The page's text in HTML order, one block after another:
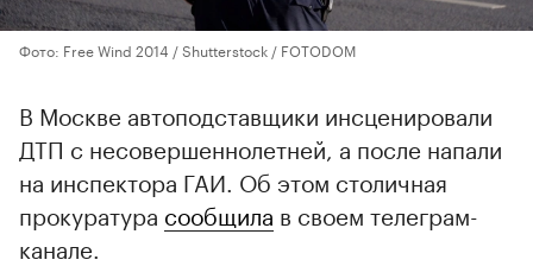
Фото: Free Wind 2014 / Shutterstock / FOTODOM
В Москве автоподставщики инсценировали
ДТП с несовершеннолетней, а после напали
на инспектора ГАИ. Об этом столичная
прокуратура сообщила в своем телеграм-
канале.